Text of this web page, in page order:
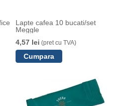
Lapte cafea 10 bucati/set
Meggle
4,57 lei (pret cu TVA)